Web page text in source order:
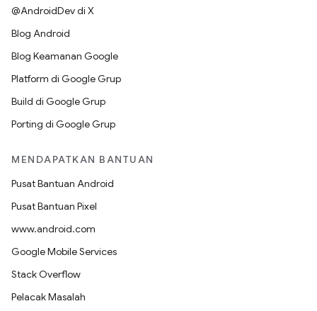
@AndroidDev di X
Blog Android
Blog Keamanan Google
Platform di Google Grup
Build di Google Grup
Porting di Google Grup
MENDAPATKAN BANTUAN
Pusat Bantuan Android
Pusat Bantuan Pixel
www.android.com
Google Mobile Services
Stack Overflow
Pelacak Masalah